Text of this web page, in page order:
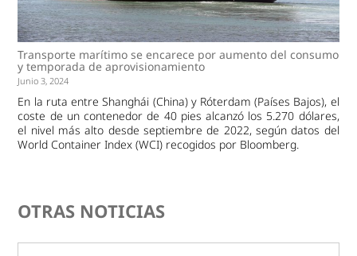
Transporte marítimo se encarece por aumento del consumo
y temporada de aprovisionamiento
Junio 3, 2024
En la ruta entre Shanghái (China) y Róterdam (Países Bajos), el
coste de un contenedor de 40 pies alcanzó los 5.270 dólares,
el nivel más alto desde septiembre de 2022, según datos del
World Container Index (WCI) recogidos por Bloomberg.
OTRAS NOTICIAS